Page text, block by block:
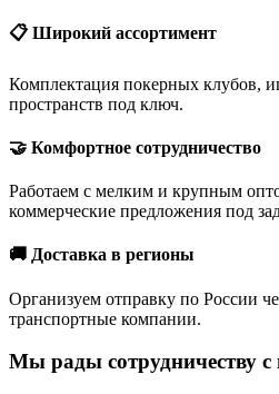
📋 Широкий ассортимент
Комплектация покерных клубов,
пространств под ключ.
🤝 Комфортное сотрудничество
Работаем с мелким и крупным
коммерческие предложения под
🚚 Доставка в регионы
Организуем отправку по России
транспортные компании.
Мы рады сотрудничеству с